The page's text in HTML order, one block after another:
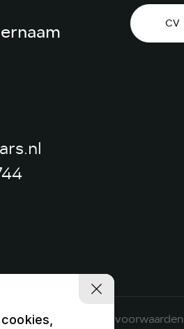
CV
Algemene voorwaarden